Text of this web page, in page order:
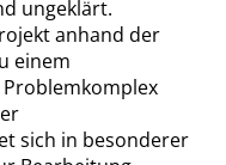
ungeklärt.
anhand der
einem
sich in besonderer